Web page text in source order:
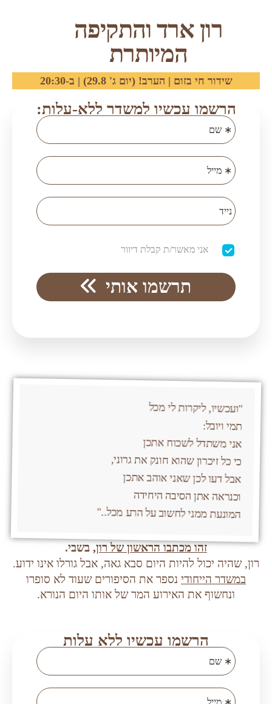
רון ארד והתקיפה
המיותרת
שידור חי בזום | הערב! (יום ג' 29.8) | ב-20:30
הרשמו עכשיו למשדר ללא-עלות:
"ועכשיו, ליקרות לי מכל
תמי ויובל:
אני משתדל לשכוח אתכן
כי כל זיכרון שהוא חונק את גרוני,
אבל דעו לכן שאני אוהב אתכן
וכנראה אתן הסיבה היחידה
המונעת ממני לחשוב על הרע מכל.."
זהו מכתבו הראשון של רון, בשבי.
רון, שהיה יכול להיות היום סבא גאה, אבל גורלו אינו ידוע.
במשדר הייחודי נספר את הסיפורים שעוד לא סופרו
ונחשוף את האירוע המר של אותו היום הנורא.
הרשמו עכשיו ללא עלות